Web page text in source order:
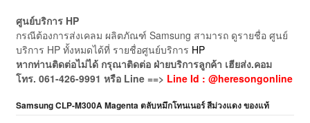
ศูนย์บริการ HP
กรณีต้องการส่งเคลม ผลิตภัณฑ์ Samsung สามารถ ดูรายชื่อ ศูนย์
บริการ HP ทั้งหมดได้ที่ รายชื่อศูนย์บริการ HP
หากท่านติดต่อไม่ได้ กรุณาติดต่อ ฝ่ายบริการลูกค้า เฮียส่ง.คอม
โทร. 061-426-9991 หรือ Line ==> Line Id : @heresongonline
Samsung CLP-M300A Magenta ตลับหมึกโทนเนอร์ สีม่วงแดง ของแท้